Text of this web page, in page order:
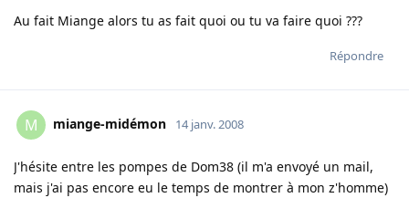
Au fait Miange alors tu as fait quoi ou tu va faire quoi ???
Répondre
M miange-midémon 14 janv. 2008
J'hésite entre les pompes de Dom38 (il m'a envoyé un mail,
mais j'ai pas encore eu le temps de montrer à mon z'homme)